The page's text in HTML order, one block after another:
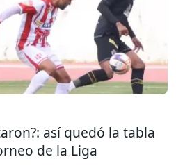
así quedó la tabla
de la Liga